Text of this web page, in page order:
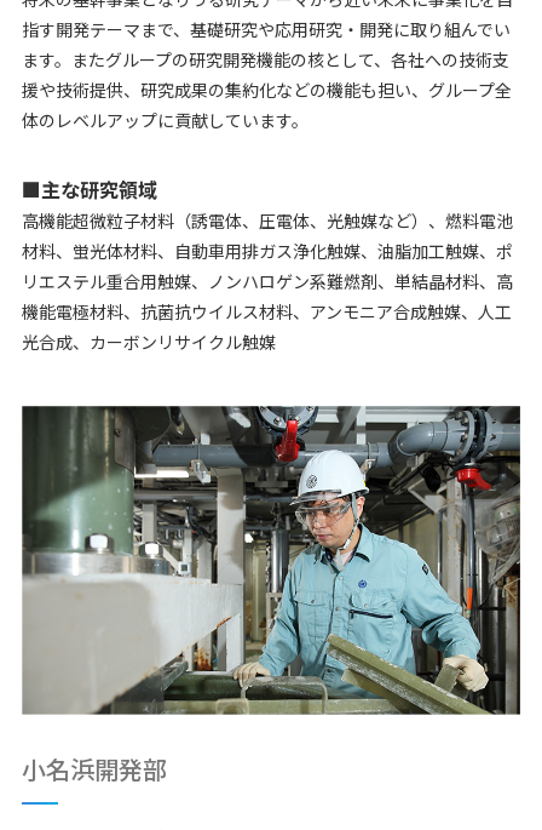
指す開発テーマまで、基礎研究や応用研究・開発に取り組んでい
ます。またグループの研究開発機能の核として、各社への技術支
援や技術提供、研究成果の集約化などの機能も担い、グループ全
体のレベルアップに貢献しています。
■主な研究領域
高機能超微粒子材料（誘電体、圧電体、光触媒など）、燃料電池
材料、蛍光体材料、自動車用排ガス浄化触媒、油脂加工触媒、ポ
リエステル重合用触媒、ノンハロゲン系難燃剤、単結晶材料、高
機能電極材料、抗菌抗ウイルス材料、アンモニア合成触媒、人工
光合成、カーボンリサイクル触媒
小名浜開発部